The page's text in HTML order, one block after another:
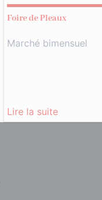
Foire de Pleaux
Marché bimensuel
Lire la suite